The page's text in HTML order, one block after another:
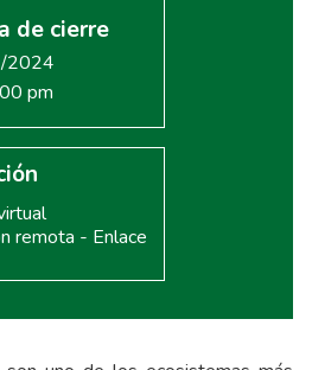
de cierre
2024
pm
remota - Enlace